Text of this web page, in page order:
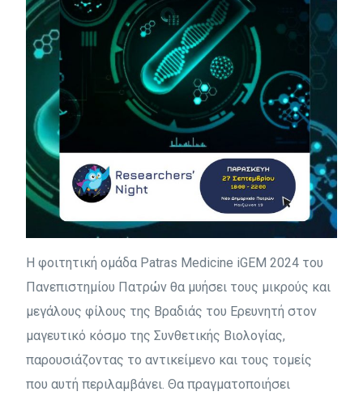
Η φοιτητική ομάδα Patras Medicine iGEM 2024 του
Πανεπιστημίου Πατρών θα μυήσει τους μικρούς και
μεγάλους φίλους της Βραδιάς του Ερευνητή στον
μαγευτικό κόσμο της Συνθετικής Βιολογίας,
παρουσιάζοντας το αντικείμενο και τους τομείς
που αυτή περιλαμβάνει. Θα πραγματοποιήσει